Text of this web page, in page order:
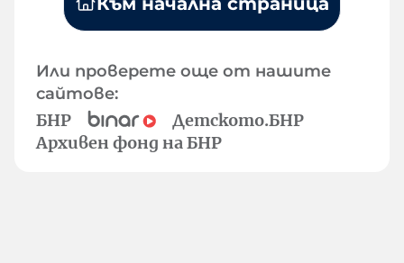
Или проверете още от нашите
сайтове:
БНР
Детското.БНР
Архивен фонд на БНР